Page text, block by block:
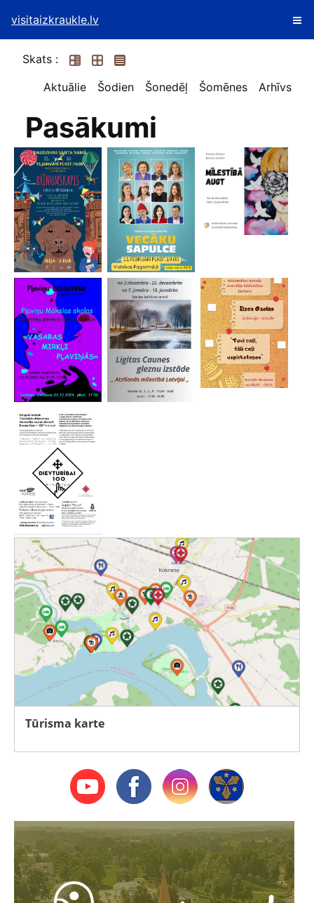
visitaizkraukle.lv
Skats :
Aktuālie
Šodien Šonedēļ Šomēnes Arhīvs
Pasākumi
Tūrisma karte